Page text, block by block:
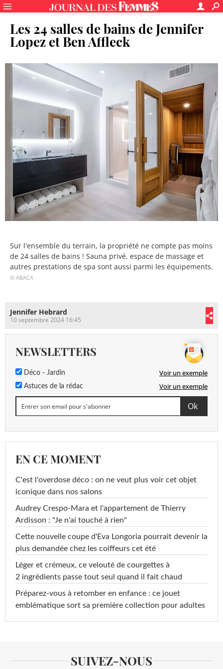
Les 24 salles de bains de Jennifer
Lopez et Ben Affleck
Sur l'ensemble du terrain, la propriété ne compte pas moins
de 24 salles de bains ! Sauna privé, espace de massage et
autres prestations de spa sont aussi parmi les équipements.
© ABACA
Jennifer Hebrard
10 septembre 2024 16:45
NEWSLETTERS
Déco - Jardin Voir un exemple
Astuces de la rédac Voir un exemple
EN CE MOMENT
C'est l'overdose déco : on ne veut plus voir cet objet
iconique dans nos salons
Audrey Crespo-Mara et l'appartement de Thierry
Ardisson : "Je n'ai touché à rien"
Cette nouvelle coupe d'Eva Longoria pourrait devenir la
plus demandée chez les coiffeurs cet été
Léger et crémeux, ce velouté de courgettes à
2 ingrédients passe tout seul quand il fait chaud
Préparez-vous à retomber en enfance : ce jouet
emblématique sort sa première collection pour adultes
SUIVEZ-NOUS